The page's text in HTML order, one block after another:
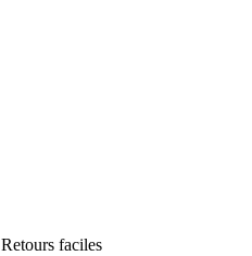
Retours faciles